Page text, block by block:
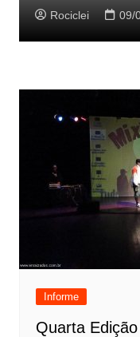
Rociclei 09/
Informe
Quarta